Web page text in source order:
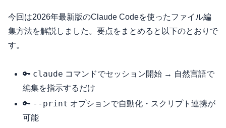
今回は2026年最新版のClaude Codeを使ったファイル編
集方法を解説しました。要点をまとめると以下のとおりで
す。
🔑 claude コマンドでセッション開始 → 自然言語で
編集を指示するだけ
🔑 --print オプションで自動化・スクリプト連携が
可能